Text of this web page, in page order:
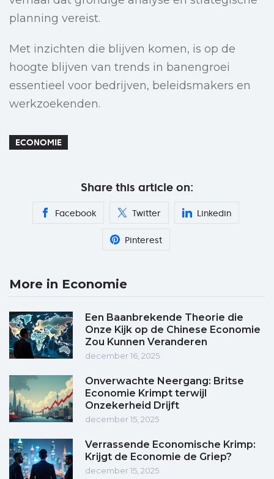
planning vereist.
Met inzichten die blijven komen, is op de
hoogte blijven van trends in banengroei
essentieel voor bedrijven, beleidsmakers en
werkzoekenden.
ECONOMIE
Share this article on:
Facebook Twitter Linkedin
Pinterest
More in Economie
Een Baanbrekende Theorie die
Onze Kijk op de Chinese Economie
Zou Kunnen Veranderen
december 16, 2025
Onverwachte Neergang: Britse
Economie Krimpt terwijl
Onzekerheid Drijft
december 15, 2025
Verrassende Economische Krimp:
Krijgt de Economie de Griep?
december 15, 2025